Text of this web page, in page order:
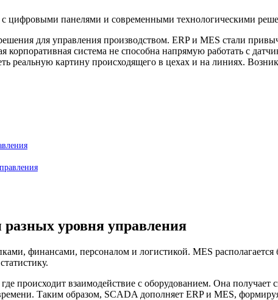
для управления производством. ERP и MES стали
система не способна напрямую работать с
реальную картину происходящего в цехах и на линиях.
уровня управления
финансами, персоналом и логистикой. MES располагается
происходит взаимодействие с оборудованием. Она
Таким образом, SCADA дополняет ERP и MES,